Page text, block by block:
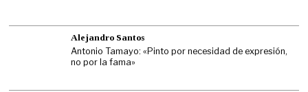
Alejandro Santos
Antonio Tamayo: «Pinto por necesidad de expresión,
no por la fama»